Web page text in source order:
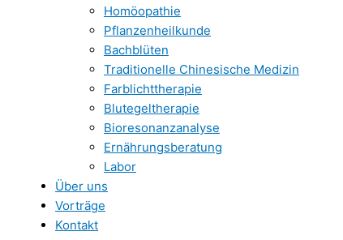
Homöopathie
Pflanzenheilkunde
Bachblüten
Traditionelle Chinesische Medizin
Farblichttherapie
Blutegeltherapie
Bioresonanzanalyse
Ernährungsberatung
Labor
Über uns
Vorträge
Kontakt